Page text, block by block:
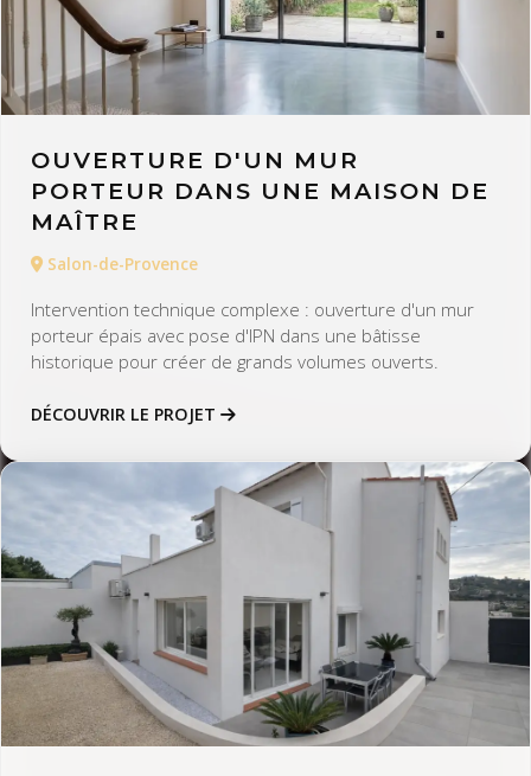
OUVERTURE D'UN MUR
PORTEUR DANS UNE MAISON DE
MAÎTRE
Salon-de-Provence
Intervention technique complexe : ouverture d'un mur
porteur épais avec pose d'IPN dans une bâtisse
historique pour créer de grands volumes ouverts.
DÉCOUVRIR LE PROJET